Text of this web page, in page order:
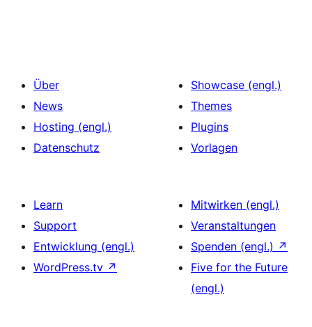
Über
News
Hosting (engl.)
Datenschutz
Showcase (engl.)
Themes
Plugins
Vorlagen
Learn
Support
Entwicklung (engl.)
WordPress.tv ↗
Mitwirken (engl.)
Veranstaltungen
Spenden (engl.) ↗
Five for the Future
(engl.)